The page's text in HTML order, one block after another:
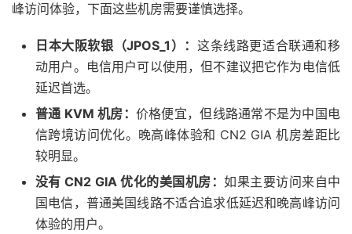
峰访问体验，下面这些机房需要谨慎选择。
日本大阪软银（JPOS_1）： 这条线路更适合联通和移
动用户。电信用户可以使用，但不建议把它作为电信低
延迟首选。
普通 KVM 机房： 价格便宜，但线路通常不是为中国电
信跨境访问优化。晚高峰体验和 CN2 GIA 机房差距比
较明显。
没有 CN2 GIA 优化的美国机房：如果主要访问来自中
国电信，普通美国线路不适合追求低延迟和晚高峰访问
体验的用户。